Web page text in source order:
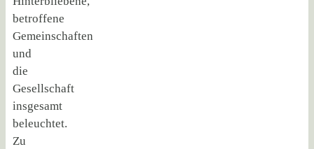
betroffene
Gemeinschaften
und
die
Gesellschaft
insgesamt
beleuchtet.
Zu